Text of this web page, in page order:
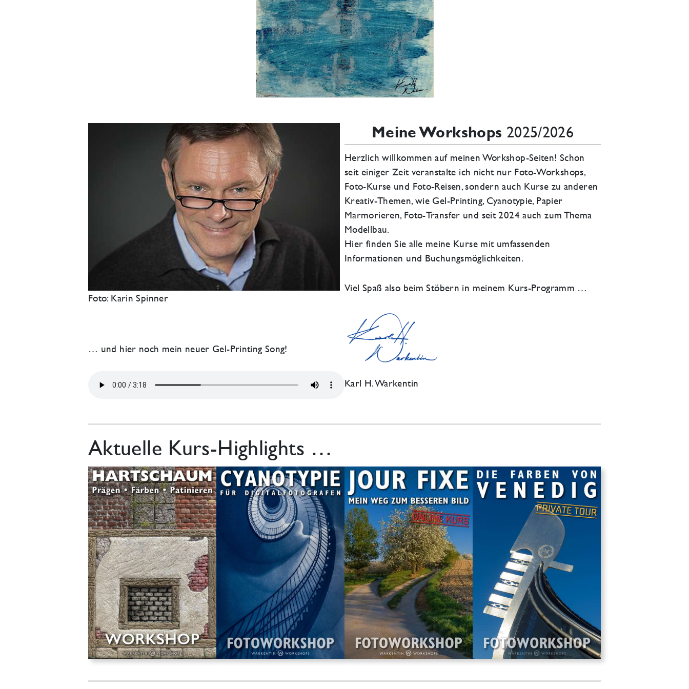
Foto: Karin Spinner
… und hier noch mein neuer Gel-Printing Song!
Meine Workshops 2025/2026
Herzlich willkommen auf meinen Workshop-Seiten! Schon
seit einiger Zeit veranstalte ich nicht nur Foto-Workshops,
Foto-Kurse und Foto-Reisen, sondern auch Kurse zu anderen
Kreativ-Themen, wie Gel-Printing, Cyanotypie, Papier
Marmorieren, Foto-Transfer und seit 2024 auch zum Thema
Modellbau.
Hier finden Sie alle meine Kurse mit umfassenden
Informationen und Buchungsmöglichkeiten.
Viel Spaß also beim Stöbern in meinem Kurs-Programm …
Karl H. Warkentin
Aktuelle Kurs-Highlights …